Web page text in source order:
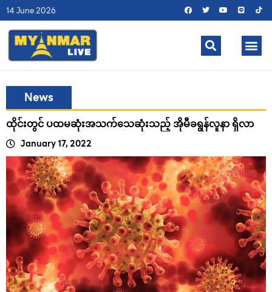
14 June 2026
News
ထိုင်းတွင် ပထမဆုံးအသက်သေဆုံးသည့် အိုမီခရွန်လူနာ ရှိလာ
January 17, 2022